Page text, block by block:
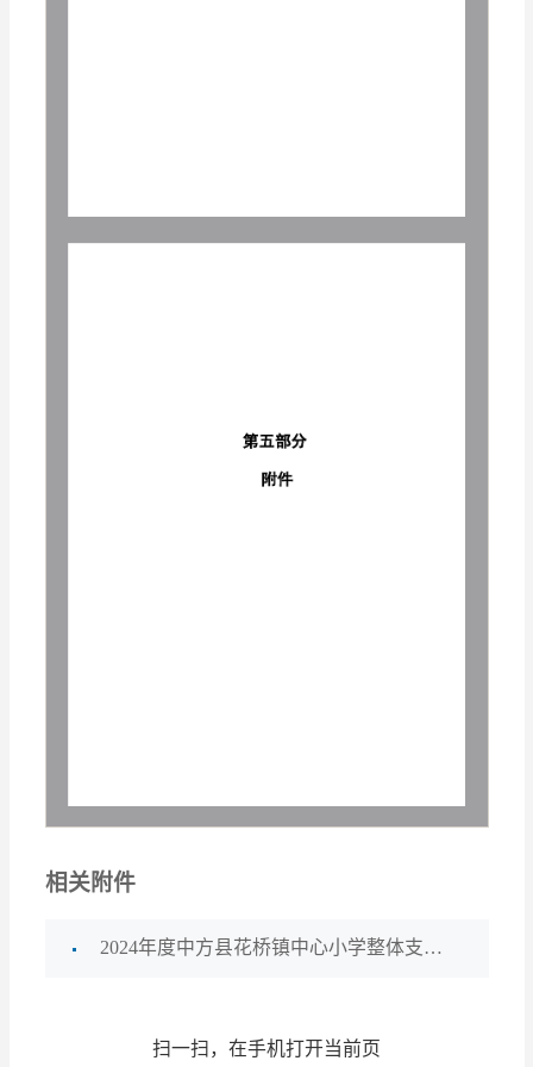
相关附件
2024年度中方县花桥镇中心小学整体支出绩效自评报告.pdf
扫一扫，在手机打开当前页